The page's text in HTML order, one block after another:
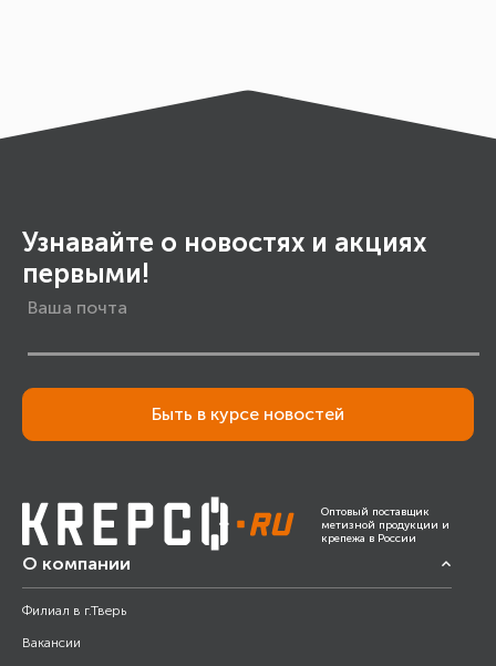
Узнавайте о новостях и акциях
первыми!
Быть в курсе новостей
Оптовый поставщик
метизной продукции и
крепежа в России
О компании
Филиал в г.Тверь
Вакансии